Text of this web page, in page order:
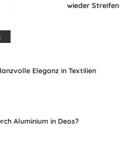
wieder Streifen
Eleganz in Textilien
Aluminium in Deos?